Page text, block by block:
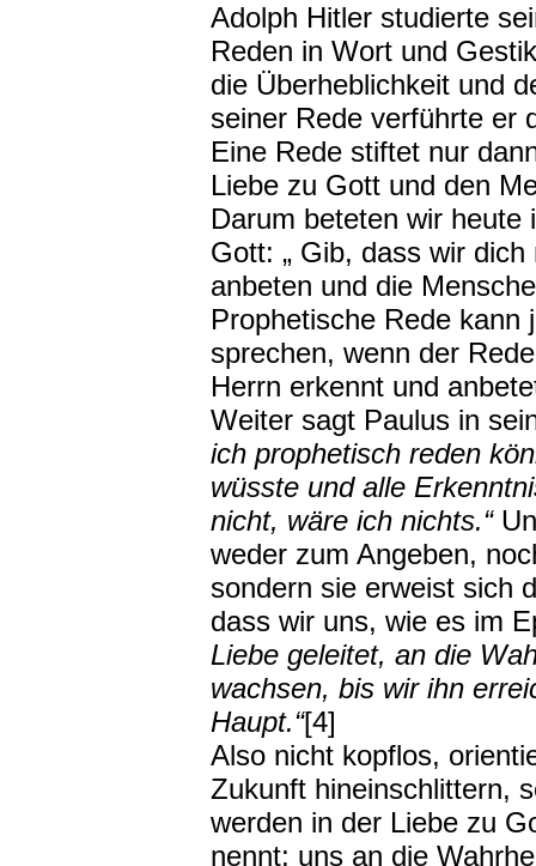
Adolph Hitler studierte
Reden in Wort und
die Überheblichkeit und
seiner Rede verführte er
Eine Rede stiftet nur
Liebe zu Gott und den
Darum beteten wir heute
Gott: „ Gib, dass wir
anbeten und die
Prophetische Rede
sprechen, wenn der
Herrn erkennt und
Weiter sagt Paulus in
ich prophetisch reden
wüsste und alle
nicht, wäre ich nichts.“
weder zum Angeben,
sondern sie erweist sich
dass wir uns, wie es im
Liebe geleitet, an die
wachsen, bis wir ihn
Haupt.“[4]
Also nicht kopflos,
Zukunft hineinschlittern,
werden in der Liebe zu
nennt; uns an die